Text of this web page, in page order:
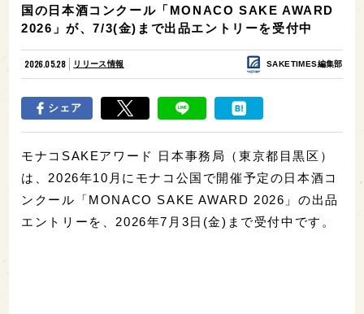
国の日本酒コンクール「MONACO SAKE AWARD
2026」が、7/3(金)まで出品エントリーを受付中
2026.05.28 リリース情報 SAKETIMES編集部
シェア
モナコSAKEアワード 日本事務局（東京都目黒区）
は、2026年10月にモナコ公国で開催予定の日本酒コ
ンクール「MONACO SAKE AWARD 2026」の出品
エントリーを、2026年7月3日(金)まで受付中です。